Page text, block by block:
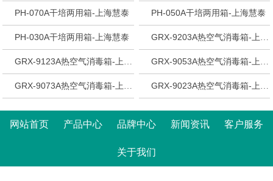
PH-070A干培两用箱-上海慧泰 PH-050A干培两用箱-上海慧泰
PH-030A干培两用箱-上海慧泰
网站首页 产品中心 品牌中心 新闻资讯 客户服务
关于我们